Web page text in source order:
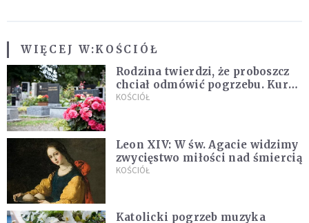
WIĘCEJ W:KOŚCIÓŁ
Rodzina twierdzi, że proboszcz
chciał odmówić pogrzebu. Kuria
zapowiada wyjaśnienia
KOŚCIÓŁ
Leon XIV: W św. Agacie widzimy
zwycięstwo miłości nad śmiercią
KOŚCIÓŁ
Katolicki pogrzeb muzyka